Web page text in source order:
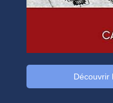
Découvrir